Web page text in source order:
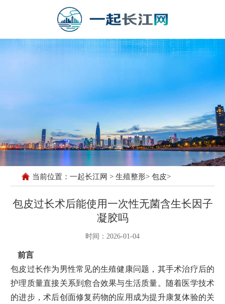
当前位置： 一起长江网 > 生殖整形> 包皮>
包皮过长术后能使用一次性无菌含生长因子
凝胶吗
时间：2026-01-04
前言
包皮过长作为男性常见的生殖健康问题，其手术治疗后的
护理质量直接关系到愈合效果与生活质量。随着医学技术
的进步，术后创面修复药物的应用成为提升康复体验的关